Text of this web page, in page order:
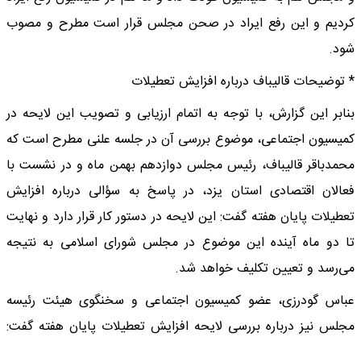
کردیم و این رفع ایراد در صحن مجلس قرار است مطرح و مصوب
شود.
* توضیحات قالیباف درباره افزایش تعطیلات
بنابر این گزارش، با توجه به اتمام ارزیابی و تصویب این لایحه در
کمیسیون اجتماعی، موضوع بررسی آن در جلسه علنی مطرح است که
محمدباقر قالیباف، رئیس مجلس دوازدهم بهمن ماه و در نشست با
فعالان اقتصادی استان یزد، در پاسخ به سؤالی درباره افزایش
تعطیلات پایان هفته گفت: این لایحه در دستور کار قرار دارد و نهایت
تا دو ماه آینده این موضوع در مجلس شورای اسلامی به نتیجه
می‌رسد و تعیین تکلیف خواهد شد.
عباس گودرزی، عضو کمیسیون اجتماعی و سخنگوی هیئت رئیسه
مجلس نیز درباره بررسی لایحه افزایش تعطیلات پایان هفته گفت: